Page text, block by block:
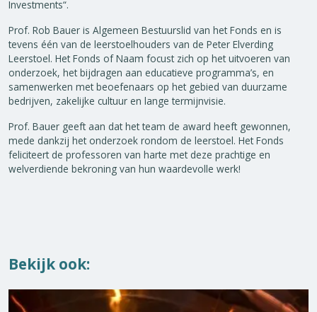
Investments“.
Prof. Rob Bauer is Algemeen Bestuurslid van het Fonds en is
tevens één van de leerstoelhouders van de Peter Elverding
Leerstoel. Het Fonds of Naam focust zich op het uitvoeren van
onderzoek, het bijdragen aan educatieve programma’s, en
samenwerken met beoefenaars op het gebied van duurzame
bedrijven, zakelijke cultuur en lange termijnvisie.
Prof. Bauer geeft aan dat het team de award heeft gewonnen,
mede dankzij het onderzoek rondom de leerstoel. Het Fonds
feliciteert de professoren van harte met deze prachtige en
welverdiende bekroning van hun waardevolle werk!
Bekijk ook: